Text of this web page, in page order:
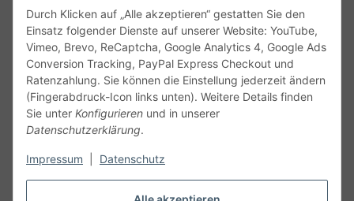
Durch Klicken auf „Alle akzeptieren“ gestatten Sie den
Einsatz folgender Dienste auf unserer Website: YouTube,
Vimeo, Brevo, ReCaptcha, Google Analytics 4, Google Ads
Conversion Tracking, PayPal Express Checkout und
Ratenzahlung. Sie können die Einstellung jederzeit ändern
(Fingerabdruck-Icon links unten). Weitere Details finden
Sie unter Konfigurieren und in unserer
Datenschutzerklärung.
Impressum Datenschutz
Service
Gesetzliche Informationen
Alle technischen Angaben ohne Gewähr. Irrtümer und fehlerhafte
Angaben vorbehalten. Wenn Sie Datenblätter oder spezielle
unseren Kundenservice. Abbildungen der Artikel können